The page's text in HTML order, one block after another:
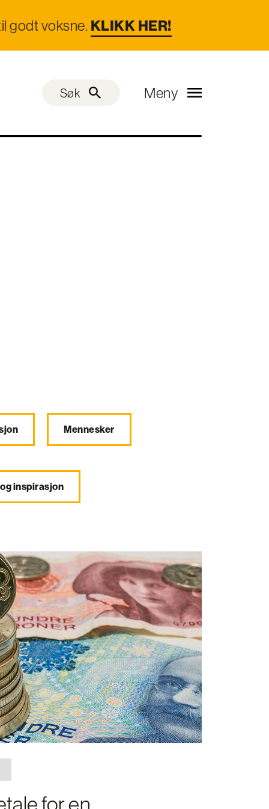
godt voksne. KLIKK HER!
Søk Meny
Mennesker
inspirasjon
for en